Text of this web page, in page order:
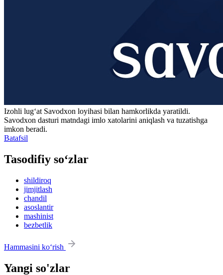
Izohli lugʻat Savodxon loyihasi bilan hamkorlikda yaratildi.
Savodxon dasturi matndagi imlo xatolarini aniqlash va tuzatishga
imkon beradi.
Batafsil
Tasodifiy so‘zlar
shildiroq
jimjitlash
chandil
asoslantir
mashinist
bezbetlik
Hammasini ko‘rish
Yangi so'zlar